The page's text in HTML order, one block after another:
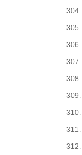
304.
305.
306.
307.
308.
309.
310.
311.
312.